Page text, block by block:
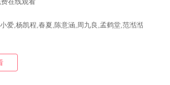
爱,杨凯程,春夏,陈意涵,周九良,孟鹤堂,范湉湉